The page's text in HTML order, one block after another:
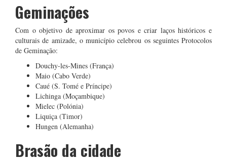
Geminações
Com o objetivo de aproximar os povos e criar laços históricos e
culturais de amizade, o município celebrou os seguintes Protocolos
de Geminação:
Douchy-les-Mines (França)
Maio (Cabo Verde)
Caué (S. Tomé e Príncipe)
Lichinga (Moçambique)
Mielec (Polónia)
Liquiça (Timor)
Hungen (Alemanha)
Brasão da cidade